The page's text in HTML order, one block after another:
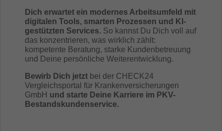
Dich erwartet ein modernes Arbeitsumfeld mit
digitalen Tools, smarten Prozessen und KI-
gestützten Services. So kannst Du Dich voll auf
das konzentrieren, was wirklich zählt:
kompetente Beratung, starke Kundenbetreuung
und Deine persönliche Weiterentwicklung.
Bewirb Dich jetzt bei der CHECK24
Vergleichsportal für Krankenversicherungen
GmbH und starte Deine Karriere im PKV-
Bestandskundenservice.